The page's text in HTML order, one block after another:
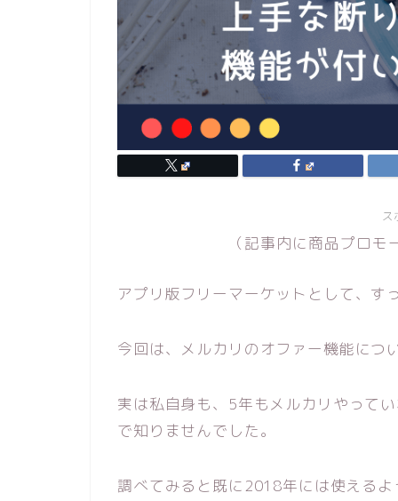
ス
（記事内に商品プロ
アプリ版フリーマーケットとして、す
今回は、メルカリのオファー機能につ
実は私自身も、5年もメルカリやって
で知りませんでした。
調べてみると既に2018年には使える